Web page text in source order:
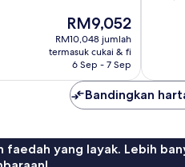
Harga
ialah
RM9,052
RM9,052
RM10,048 jumlah
termasuk cukai & fi
6 Sep - 7 Sep
Bandingkan
faedah yang layak. Lebih